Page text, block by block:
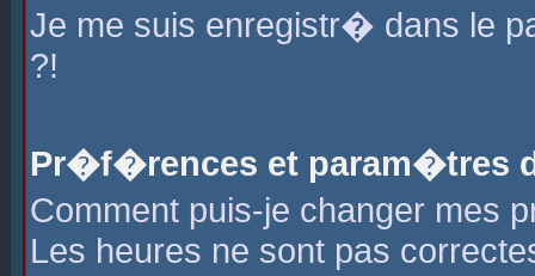
Je me suis enregistr� dans le
?!
Pr�f�rences et param�tres
Comment puis-je changer mes
Les heures ne sont pas